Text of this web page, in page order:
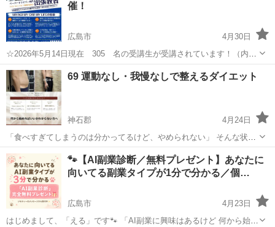
催！
広島市
4月30日
☆2026年5月14日現在 305 名の受講生が受講されています！（内合
宿利用者 1名）☆ 私は32歳男性の、元自動車学校勤務の教習指導
員・検定員だったMIYAGI MY CAR MY LIFEの板橋と申します。 2...
広島 広島市 その他 ペーパードライバー
69 運動なし・我慢なしで整えるダイエット
神石郡
4月24日
「食べすぎてしまうのは分かってるけど、やめられない」 そんな状態
で悩んでいませんか？ 実はそれ、食べる量の問題ではなく “食べ方や
体の状態”が整っていないことが原因のことが多いです。 無理に我慢し
て減らすのではなく、 ...
広島 神石郡 その他
🐾【AI副業診断／無料プレゼント】あなたに
向いてる副業タイプが1分で分かる／個…
広島市
4月23日
はじめまして、「える」です🐾 「AI副業に興味はあるけど 何から始め